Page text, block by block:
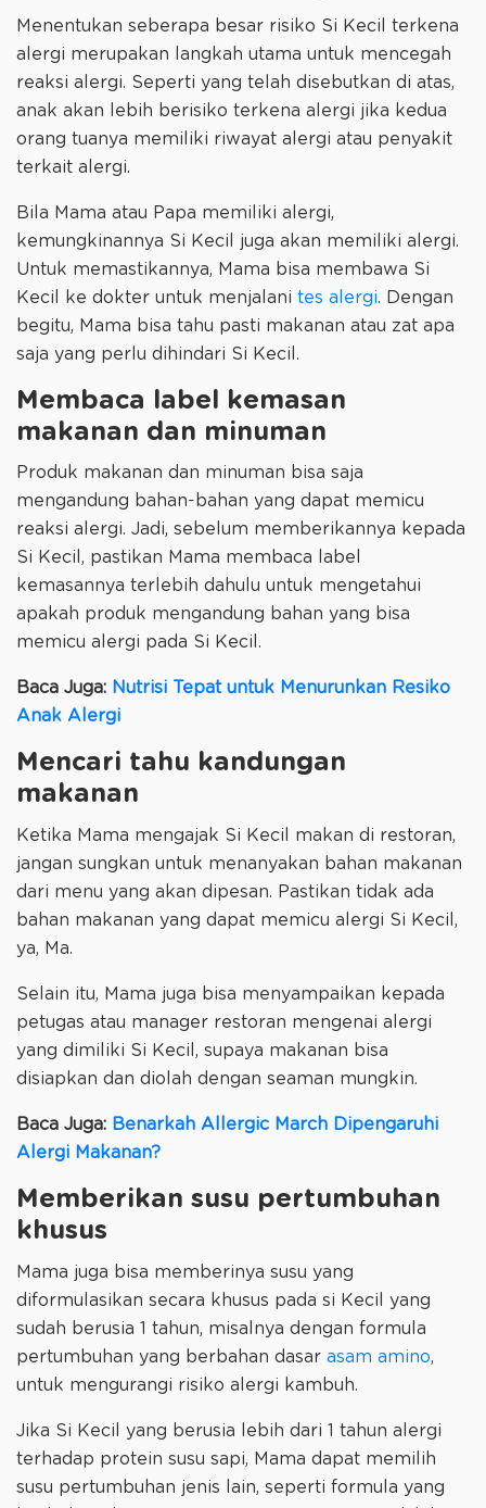
Menentukan seberapa besar risiko Si Kecil terkena
alergi merupakan langkah utama untuk mencegah
reaksi alergi. Seperti yang telah disebutkan di atas,
anak akan lebih berisiko terkena alergi jika kedua
orang tuanya memiliki riwayat alergi atau penyakit
terkait alergi.
Bila Mama atau Papa memiliki alergi,
kemungkinannya Si Kecil juga akan memiliki alergi.
Untuk memastikannya, Mama bisa membawa Si
Kecil ke dokter untuk menjalani tes alergi. Dengan
begitu, Mama bisa tahu pasti makanan atau zat apa
saja yang perlu dihindari Si Kecil.
Membaca label kemasan
makanan dan minuman
Produk makanan dan minuman bisa saja
mengandung bahan-bahan yang dapat memicu
reaksi alergi. Jadi, sebelum memberikannya kepada
Si Kecil, pastikan Mama membaca label
kemasannya terlebih dahulu untuk mengetahui
apakah produk mengandung bahan yang bisa
memicu alergi pada Si Kecil.
Baca Juga: Nutrisi Tepat untuk Menurunkan Resiko
Anak Alergi
Mencari tahu kandungan
makanan
Ketika Mama mengajak Si Kecil makan di restoran,
jangan sungkan untuk menanyakan bahan makanan
dari menu yang akan dipesan. Pastikan tidak ada
bahan makanan yang dapat memicu alergi Si Kecil,
ya, Ma.
Selain itu, Mama juga bisa menyampaikan kepada
petugas atau manager restoran mengenai alergi
yang dimiliki Si Kecil, supaya makanan bisa
disiapkan dan diolah dengan seaman mungkin.
Baca Juga: Benarkah Allergic March Dipengaruhi
Alergi Makanan?
Memberikan susu pertumbuhan
khusus
Mama juga bisa memberinya susu yang
diformulasikan secara khusus pada si Kecil yang
sudah berusia 1 tahun, misalnya dengan formula
pertumbuhan yang berbahan dasar asam amino,
untuk mengurangi risiko alergi kambuh.
Jika Si Kecil yang berusia lebih dari 1 tahun alergi
terhadap protein susu sapi, Mama dapat memilih
susu pertumbuhan jenis lain, seperti formula yang